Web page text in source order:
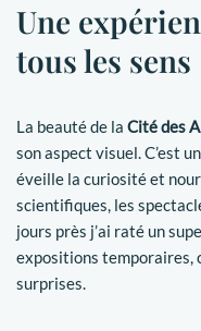
Une
tous les sens
La beauté de la Cité des
son aspect visuel. C’est
éveille la curiosité et
scientifiques, les
jours près j’ai raté un
expositions temporaires,
surprises.